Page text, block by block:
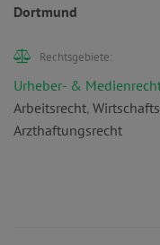
Dortmund
Rechtsgebiete:
Urheber- &
Arbeitsrecht,
Arzthaftungsrecht